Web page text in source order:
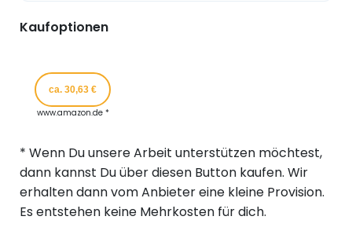
Kaufoptionen
ca. 30,63 €
www.amazon.de *
* Wenn Du unsere Arbeit unterstützen möchtest,
dann kannst Du über diesen Button kaufen. Wir
erhalten dann vom Anbieter eine kleine Provision.
Es entstehen keine Mehrkosten für dich.